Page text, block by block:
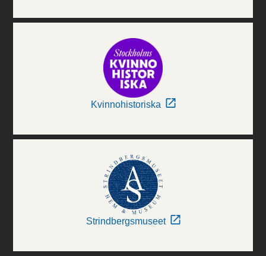
Kvinnohistoriska
Strindbergsmuseet